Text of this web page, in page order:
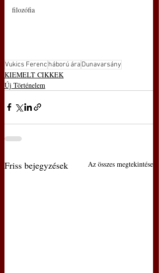
filozófia
Vukics Ferenc háború ára Dunavarsány
KIEMELT CIKKEK
Új Történelem
Friss bejegyzések Az összes megtekintése